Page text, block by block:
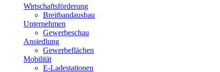
Wirtschaftsförderung
Breitbandausbau
Unternehmen
Gewerbeschau
Ansiedlung
Gewerbeflächen
Mobilität
E-Ladestationen